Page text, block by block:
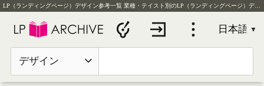
LP（ランディングページ）デザイン参考一覧 業種・テイスト別のLP（ランディングページ）デザイン実例を毎日更新
デザイン